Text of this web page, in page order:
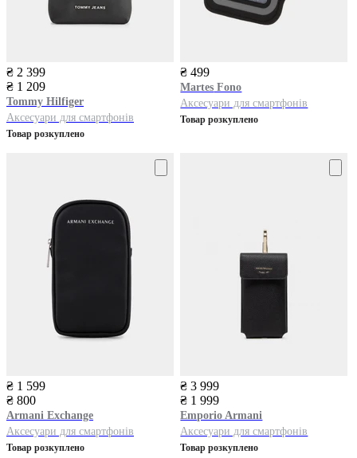
₴ 2 399
₴ 1 209
Tommy Hilfiger
Аксесуари для смартфонів
Товар розкуплено
₴ 499
Martes Fono
Аксесуари для смартфонів
Товар розкуплено
₴ 1 599
₴ 800
Armani Exchange
Аксесуари для смартфонів
Товар розкуплено
₴ 3 999
₴ 1 999
Emporio Armani
Аксесуари для смартфонів
Товар розкуплено